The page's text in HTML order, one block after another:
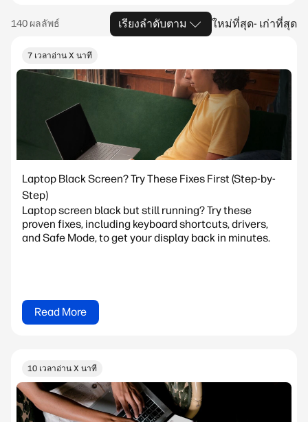
เรียงลำดับตาม ใหม่ที่สุด- เก่าที่สุด
7 เวลาอ่าน X นาที
Laptop Black Screen? Try These Fixes First (Step-by-
Step)
Laptop screen black but still running? Try these
proven fixes, including keyboard shortcuts, drivers,
and Safe Mode, to get your display back in minutes.
Read More
10 เวลาอ่าน X นาที